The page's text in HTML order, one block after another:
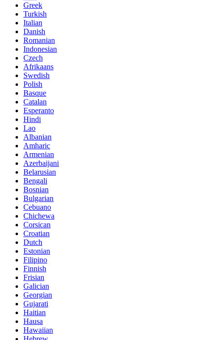
Greek
Turkish
Italian
Danish
Romanian
Indonesian
Czech
Afrikaans
Swedish
Polish
Basque
Catalan
Esperanto
Hindi
Lao
Albanian
Amharic
Armenian
Azerbaijani
Belarusian
Bengali
Bosnian
Bulgarian
Cebuano
Chichewa
Corsican
Croatian
Dutch
Estonian
Filipino
Finnish
Frisian
Galician
Georgian
Gujarati
Haitian
Hausa
Hawaiian